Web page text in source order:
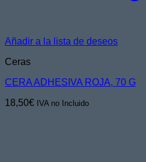
Añadir a la lista de deseos
Ceras
CERA ADHESIVA ROJA, 70 G
18,50€ IVA no Incluido